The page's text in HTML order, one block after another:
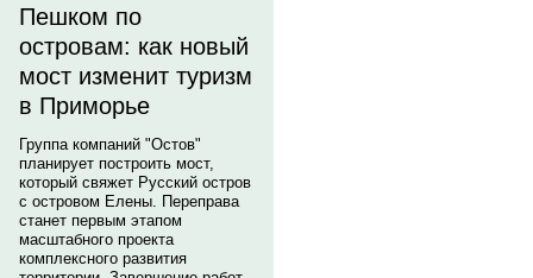
Пешком по
островам: как новый
мост изменит туризм
в Приморье
Группа компаний "Остов"
планирует построить мост,
который свяжет Русский остров
с островом Елены. Переправа
станет первым этапом
масштабного проекта
комплексного развития